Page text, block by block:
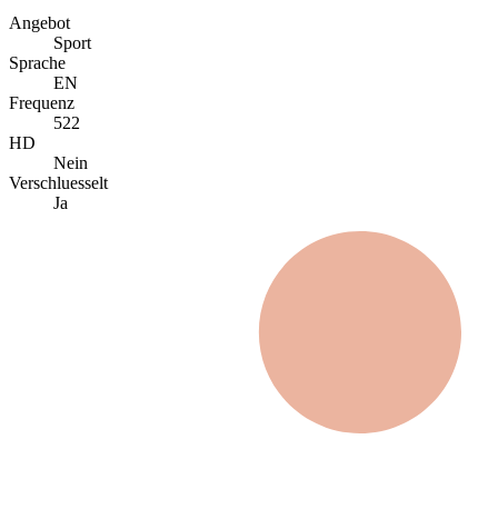
Angebot
Sport
Sprache
EN
Frequenz
522
HD
Nein
Verschluesselt
Ja